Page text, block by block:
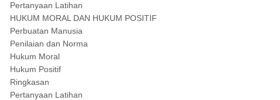
Pertanyaan Latihan
HUKUM MORAL DAN HUKUM POSITIF
Perbuatan Manusia
Penilaian dan Norma
Hukum Moral
Hukum Positif
Ringkasan
Pertanyaan Latihan